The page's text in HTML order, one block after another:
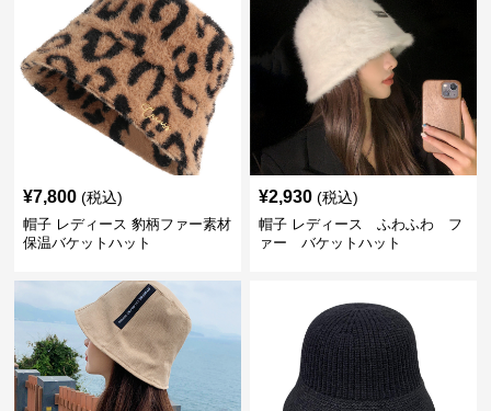
¥7,800 (税込)
帽子 レディース 豹柄ファー素材
保温バケットハット
¥2,930 (税込)
帽子 レディース ふわふわ フ
ァー バケットハット